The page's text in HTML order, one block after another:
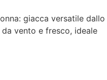
giacca versatile dallo
vento e fresco, ideale